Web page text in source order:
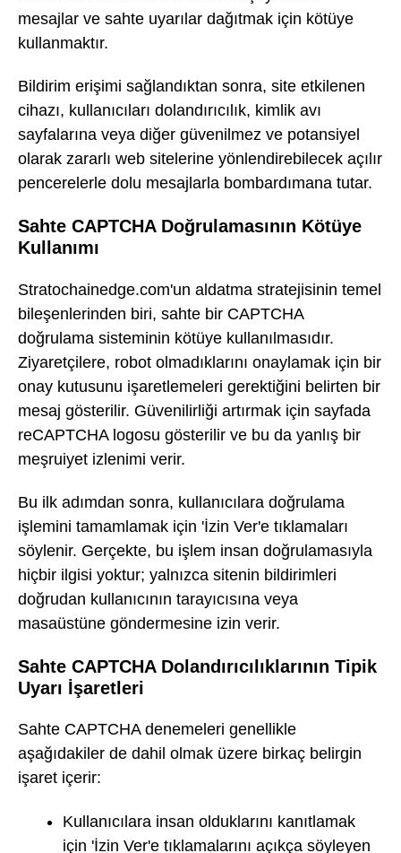
mesajlar ve sahte uyarılar dağıtmak için kötüye
kullanmaktır.
Bildirim erişimi sağlandıktan sonra, site etkilenen
cihazı, kullanıcıları dolandırıcılık, kimlik avı
sayfalarına veya diğer güvenilmez ve potansiyel
olarak zararlı web sitelerine yönlendirebilecek açılır
pencerelerle dolu mesajlarla bombardımana tutar.
Sahte CAPTCHA Doğrulamasının Kötüye
Kullanımı
Stratochainedge.com'un aldatma stratejisinin temel
bileşenlerinden biri, sahte bir CAPTCHA
doğrulama sisteminin kötüye kullanılmasıdır.
Ziyaretçilere, robot olmadıklarını onaylamak için bir
onay kutusunu işaretlemeleri gerektiğini belirten bir
mesaj gösterilir. Güvenilirliği artırmak için sayfada
reCAPTCHA logosu gösterilir ve bu da yanlış bir
meşruiyet izlenimi verir.
Bu ilk adımdan sonra, kullanıcılara doğrulama
işlemini tamamlamak için 'İzin Ver'e tıklamaları
söylenir. Gerçekte, bu işlem insan doğrulamasıyla
hiçbir ilgisi yoktur; yalnızca sitenin bildirimleri
doğrudan kullanıcının tarayıcısına veya
masaüstüne göndermesine izin verir.
Sahte CAPTCHA Dolandırıcılıklarının Tipik
Uyarı İşaretleri
Sahte CAPTCHA denemeleri genellikle
aşağıdakiler de dahil olmak üzere birkaç belirgin
işaret içerir:
Kullanıcılara insan olduklarını kanıtlamak
için 'İzin Ver'e tıklamalarını açıkça söyleyen